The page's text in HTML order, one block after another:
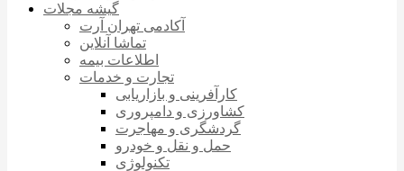
گیشه مجلات
آکادمی تهران آرت
تماشا آنلاین
اطلاعات بیمه
تجارت و خدمات
کارآفرینی و بازاریابی
کشاورزی و دامپروری
گردشگری و مهاجرت
حمل و نقل و خودرو
تکنولوژی